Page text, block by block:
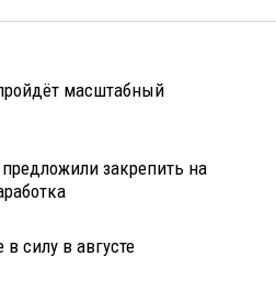
масштабный
закрепить на
силу в августе